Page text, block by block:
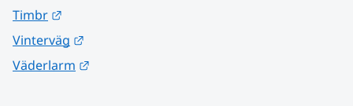
Timbr
Vinterväg
Väderlarm